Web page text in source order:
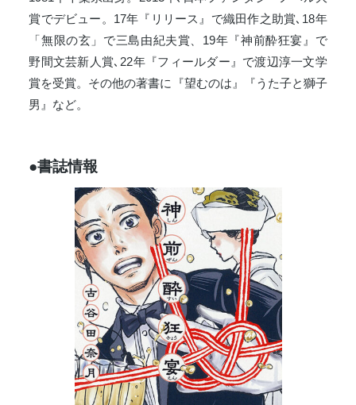
賞でデビュー。17年『リリース』で織田作之助賞､18年
「無限の玄」で三島由紀夫賞、19年『神前酔狂宴』で
野間文芸新人賞､22年『フィールダー』で渡辺淳一文学
賞を受賞。その他の著書に『望むのは』『うた子と獅子
男』など。
●書誌情報